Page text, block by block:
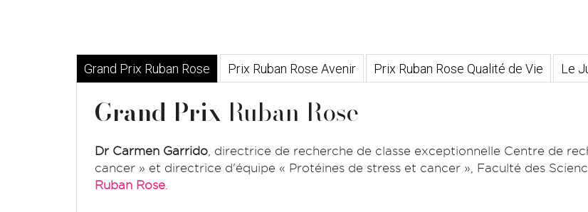
Grand Prix Ruban Rose Prix Ruban Rose Avenir Prix Ruban Rose Qualité de Vie Le
Grand Prix Ruban Rose
Dr Carmen Garrido , directrice de recherche de classe exceptionnelle Centre de
cancer » et directrice d'équipe « Protéines de stress et cancer », Faculté des
Ruban Rose